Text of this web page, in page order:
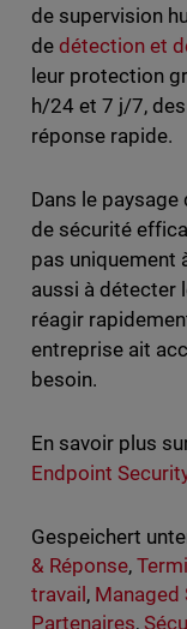
de supervision
de détection et
leur protection
h/24 et 7 j/7,
réponse rapide.
Dans le
de sécurité
pas uniquement
aussi à détecter
réagir
entreprise ait
besoin.
En savoir plus
Endpoint
Gespeichert
& Réponse,
travail , Managed
Partenaires,